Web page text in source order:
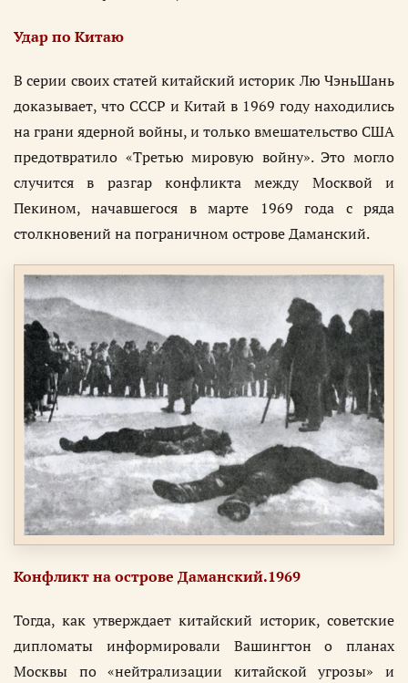
Удар по Китаю
В серии своих статей китайский историк Лю ЧэньШань
доказывает, что СССР и Китай в 1969 году находились
на грани ядерной войны, и только вмешательство США
предотвратило «Третью мировую войну». Это могло
случится в разгар конфликта между Москвой и
Пекином, начавшегося в марте 1969 года с ряда
столкновений на пограничном острове Даманский.
Конфликт на острове Даманский.1969
Тогда, как утверждает китайский историк, советские
дипломаты информировали Вашингтон о планах
Москвы по «нейтрализации китайской угрозы» и